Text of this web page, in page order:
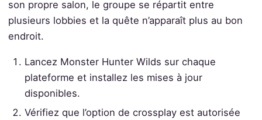
son propre salon, le groupe se répartit entre
plusieurs lobbies et la quête n’apparaît plus au bon
endroit.
Lancez Monster Hunter Wilds sur chaque
plateforme et installez les mises à jour
disponibles.
Vérifiez que l’option de crossplay est autorisée